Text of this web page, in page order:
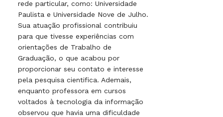
rede particular, como: Universidade
Paulista e Universidade Nove de Julho.
Sua atuação profissional contribuiu
para que tivesse experiências com
orientações de Trabalho de
Graduação, o que acabou por
proporcionar seu contato e interesse
pela pesquisa cientifica. Ademais,
enquanto professora em cursos
voltados à tecnologia da informação
observou que havia uma dificuldade